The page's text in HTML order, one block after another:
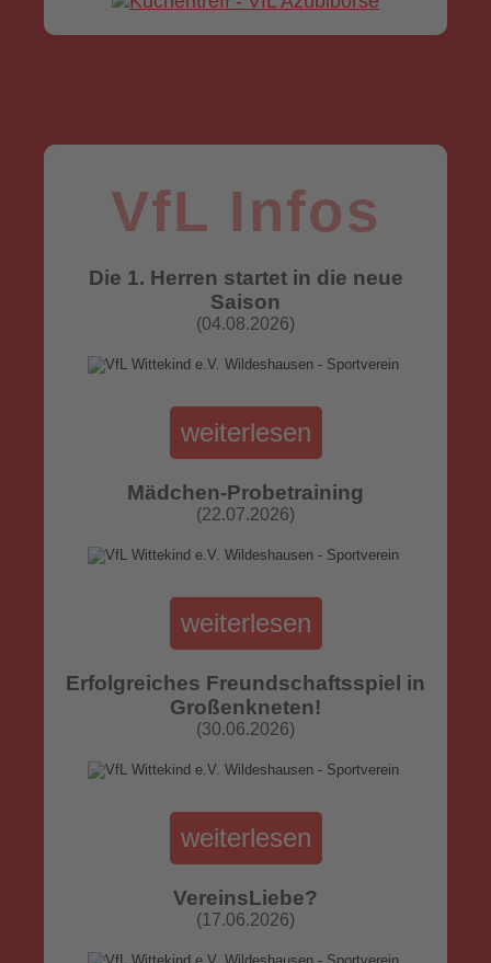
VfL Infos
Die 1. Herren startet in die neue
Saison
(04.08.2026)
weiterlesen
Mädchen-Probetraining
(22.07.2026)
weiterlesen
Erfolgreiches Freundschaftsspiel in
Großenkneten!
(30.06.2026)
weiterlesen
VereinsLiebe?
(17.06.2026)